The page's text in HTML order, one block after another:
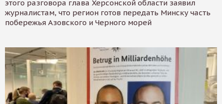
этого разговора глава Херсонской области заявил
журналистам, что регион готов передать Минску часть
побережья Азовского и Черного морей